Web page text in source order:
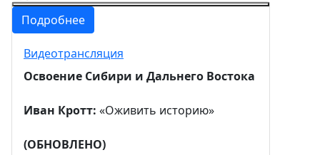
Подробнее
Видеотрансляция
Освоение Сибири и Дальнего Востока
Иван Кротт: «Оживить историю»
(ОБНОВЛЕНО)